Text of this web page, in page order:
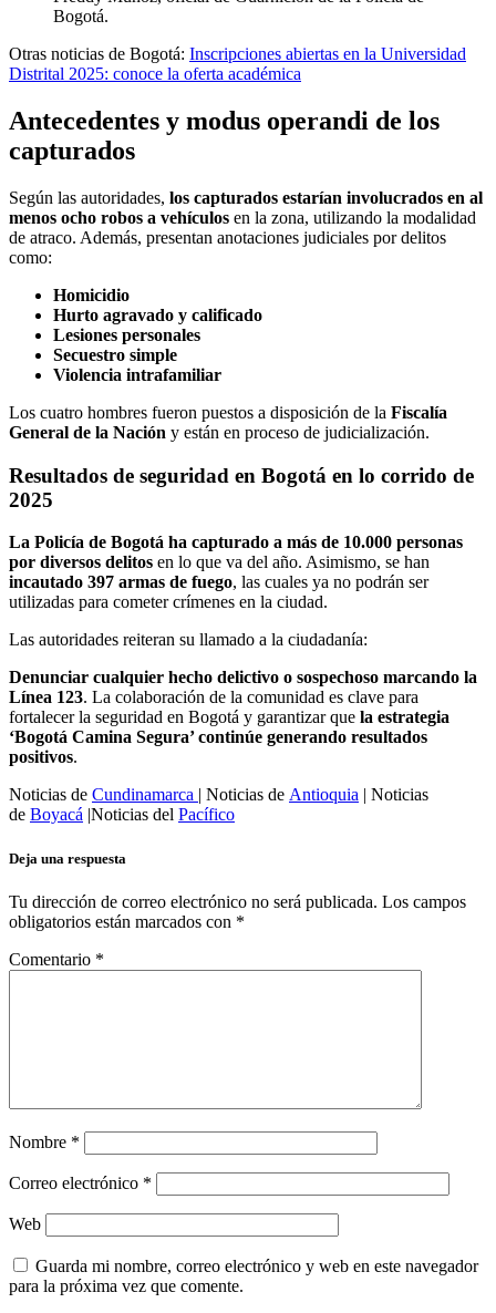
Bogotá.
Otras noticias de Bogotá: Inscripciones abiertas en la Universidad
Distrital 2025: conoce la oferta académica
Antecedentes y modus operandi de los
capturados
Según las autoridades, los capturados estarían involucrados en al
menos ocho robos a vehículos en la zona, utilizando la modalidad
de atraco. Además, presentan anotaciones judiciales por delitos
como:
Homicidio
Hurto agravado y calificado
Lesiones personales
Secuestro simple
Violencia intrafamiliar
Los cuatro hombres fueron puestos a disposición de la Fiscalía
General de la Nación y están en proceso de judicialización.
Resultados de seguridad en Bogotá en lo corrido de
2025
La Policía de Bogotá ha capturado a más de 10.000 personas
por diversos delitos en lo que va del año. Asimismo, se han
incautado 397 armas de fuego, las cuales ya no podrán ser
utilizadas para cometer crímenes en la ciudad.
Las autoridades reiteran su llamado a la ciudadanía:
Denunciar cualquier hecho delictivo o sospechoso marcando la
Línea 123. La colaboración de la comunidad es clave para
fortalecer la seguridad en Bogotá y garantizar que la estrategia
‘Bogotá Camina Segura’ continúe generando resultados
positivos.
Noticias de Cundinamarca | Noticias de Antioquia | Noticias
de Boyacá |Noticias del Pacífico
Deja una respuesta
Tu dirección de correo electrónico no será publicada. Los campos
obligatorios están marcados con *
Comentario *
Nombre *
Correo electrónico *
Web
Guarda mi nombre, correo electrónico y web en este navegador
para la próxima vez que comente.